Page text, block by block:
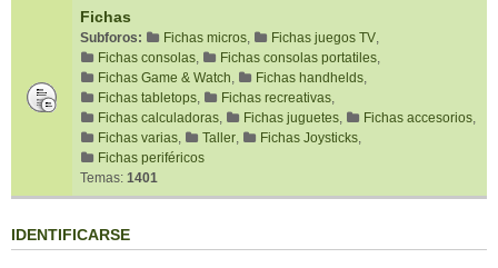
Fichas
Subforos: Fichas micros, Fichas juegos TV,
Fichas consolas, Fichas consolas portatiles,
Fichas Game & Watch, Fichas handhelds,
Fichas tabletops, Fichas recreativas,
Fichas calculadoras, Fichas juguetes, Fichas accesorios,
Fichas varias, Taller, Fichas Joysticks,
Fichas periféricos
Temas: 1401
IDENTIFICARSE